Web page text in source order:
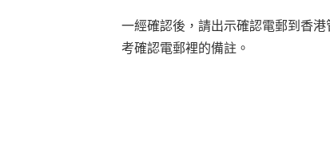
一經確認後，請出示確認電郵到香
考確認電郵裡的備註。